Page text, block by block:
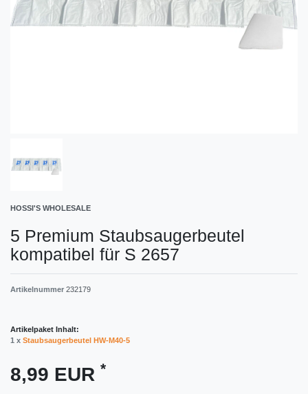
HOSSI'S WHOLESALE
5 Premium Staubsaugerbeutel
kompatibel für S 2657
Artikelnummer 232179
Artikelpaket Inhalt:
1 x Staubsaugerbeutel HW-M40-5
8,99 EUR *